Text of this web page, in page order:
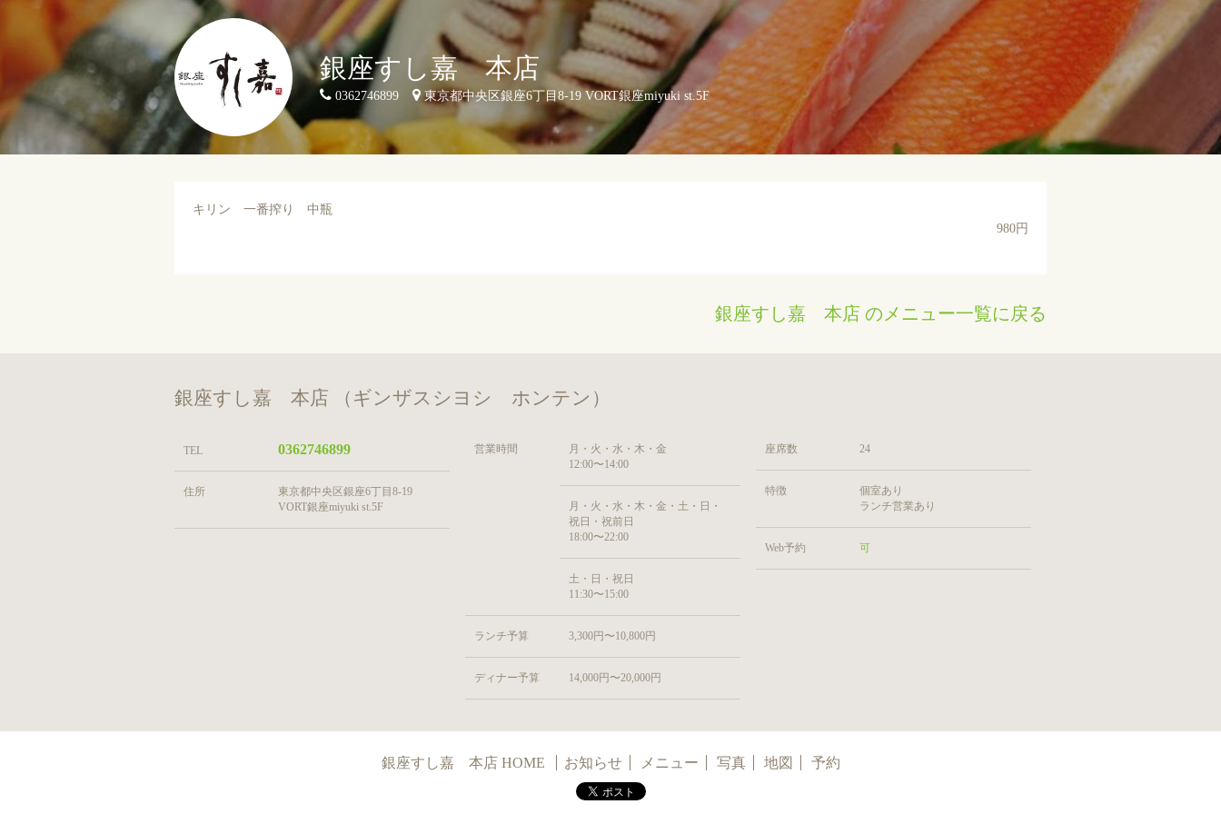
銀座すし嘉 本店
0362746899 東京都中央区銀座6丁目8-19 VORT銀座miyuki st.5F
キリン 一番搾り 中瓶
980円
銀座すし嘉 本店 のメニュー一覧に戻る
銀座すし嘉 本店 （ギンザスシヨシ ホンテン）
TEL 0362746899
住所
東京都中央区銀座6丁目8-19
VORT銀座miyuki st.5F
営業時間
月・火・水・木・金
12:00〜14:00
月・火・水・木・金・土・日・
祝日・祝前日
18:00〜22:00
土・日・祝日
11:30〜15:00
ランチ予算 3,300円〜10,800円
ディナー予算 14,000円〜20,000円
座席数 24
特徴
個室あり
ランチ営業あり
Web予約 可
銀座すし嘉 本店 HOME お知らせ メニュー 写真 地図 予約